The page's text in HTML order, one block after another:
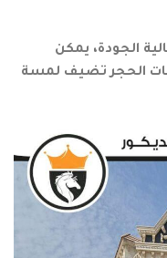
الجودة، يمكن
الحجر تضيف لمسة